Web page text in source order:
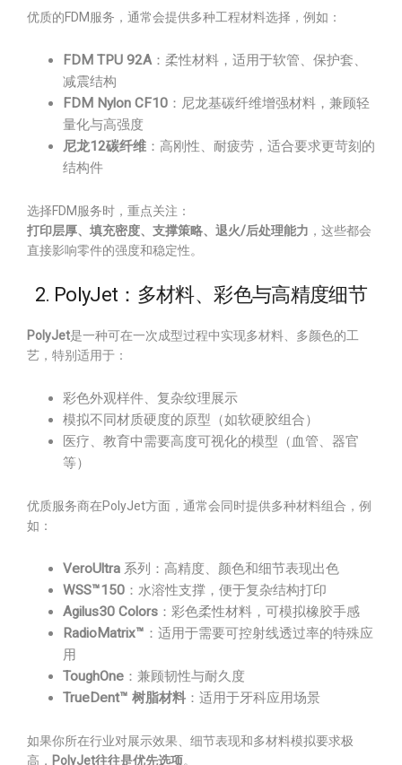
优质的FDM服务，通常会提供多种工程材料选择，例如：
FDM TPU 92A：柔性材料，适用于软管、保护套、
减震结构
FDM Nylon CF10 ：尼龙基碳纤维增强材料，兼顾轻
量化与高强度
尼龙12碳纤维 ：高刚性、耐疲劳，适合要求更苛刻的
结构件
选择FDM服务时，重点关注：
打印层厚、填充密度、支撑策略、退火/后处理能力 ，这些都会
直接影响零件的强度和稳定性。
2. PolyJet：多材料、彩色与高精度细节
PolyJet是一种可在一次成型过程中实现多材料、多颜色的工
艺，特别适用于：
彩色外观样件、复杂纹理展示
模拟不同材质硬度的原型（如软硬胶组合）
医疗、教育中需要高度可视化的模型（血管、器官
等）
优质服务商在PolyJet方面，通常会同时提供多种材料组合，例
如：
VeroUltra 系列：高精度、颜色和细节表现出色
WSS™150 ：水溶性支撑，便于复杂结构打印
Agilus30 Colors ：彩色柔性材料，可模拟橡胶手感
RadioMatrix™ ：适用于需要可控射线透过率的特殊应
用
ToughOne ：兼顾韧性与耐久度
TrueDent™ 树脂材料 ：适用于牙科应用场景
如果你所在行业对展示效果、细节表现和多材料模拟要求极
高， PolyJet往往是优先选项。